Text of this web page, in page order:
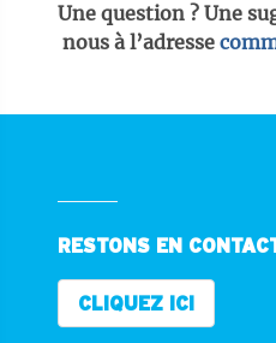
Une question ? Une
nous à l’adresse
RESTONS EN
CLIQUEZ ICI